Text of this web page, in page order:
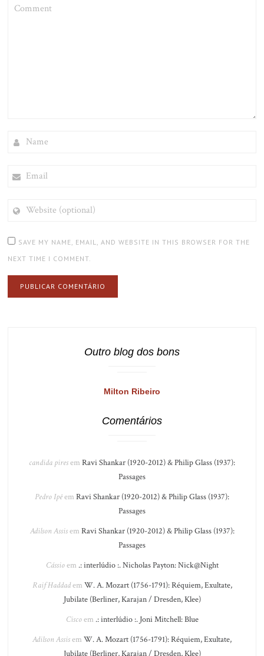
(OPTIONAL)
SAVE MY NAME, EMAIL, AND WEBSITE IN THIS BROWSER FOR THE
NEXT TIME I COMMENT.
Outro blog dos bons
Milton Ribeiro
Comentários
candida piresem Ravi Shankar (1920-2012) & Philip Glass (1937):
Passages
Pedro Ipêem Ravi Shankar (1920-2012) & Philip Glass (1937):
Passages
Adilson Assisem Ravi Shankar (1920-2012) & Philip Glass (1937):
Passages
Cássioem .: interlúdio :. Nicholas Payton: Nick@Night
Raif Haddadem W. A. Mozart (1756-1791): Réquiem, Exultate,
Jubilate (Berliner, Karajan / Dresden, Klee)
Ciscoem .: interlúdio :. Joni Mitchell: Blue
Adilson Assisem W. A. Mozart (1756-1791): Réquiem, Exultate,
Jubilate (Berliner, Karajan / Dresden, Klee)